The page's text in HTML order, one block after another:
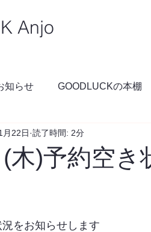
Anjo
知らせ GOODLUCKの本棚
GOODLUCKブログ
木)予約空き
月22日 読了時間: 2分
をお知らせします